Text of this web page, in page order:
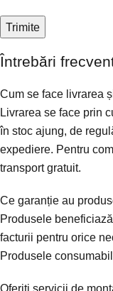
Întrebări
Cum se face livrarea
Livrarea se face prin
în stoc ajung, de
expediere. Pentru
transport gratuit.
Ce garanție au
Produsele
facturii pentru orice
Produsele
Oferiți servicii de